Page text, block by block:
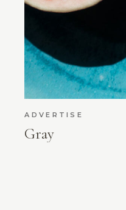
ADVERTISE
Gray